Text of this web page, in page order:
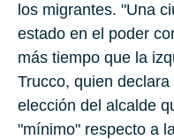
los migrantes. "Una
estado en el poder
más tiempo que la
Trucco, quien
elección del alcalde
"mínimo" respecto a